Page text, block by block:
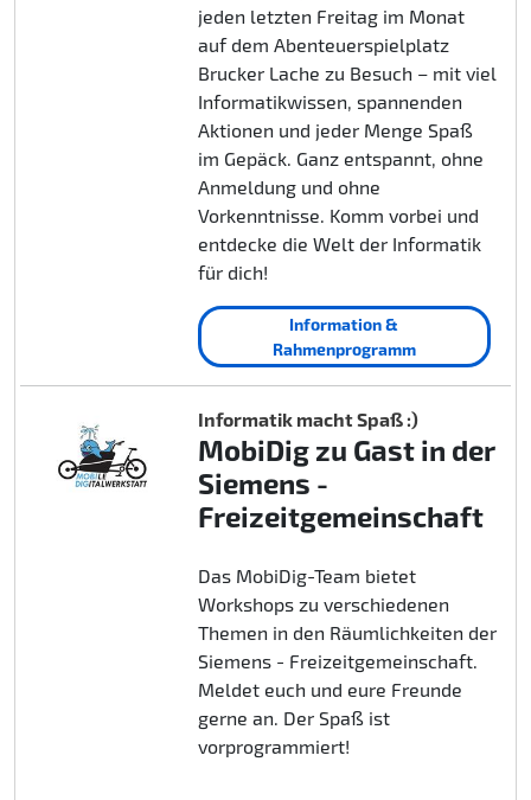
jeden letzten Freitag im Monat
auf dem Abenteuerspielplatz
Brucker Lache zu Besuch – mit viel
Informatikwissen, spannenden
Aktionen und jeder Menge Spaß
im Gepäck. Ganz entspannt, ohne
Anmeldung und ohne
Vorkenntnisse. Komm vorbei und
entdecke die Welt der Informatik
für dich!
Information &
Rahmenprogramm
Informatik macht Spaß :)
MobiDig zu Gast in der
Siemens -
Freizeitgemeinschaft
Das MobiDig-Team bietet
Workshops zu verschiedenen
Themen in den Räumlichkeiten der
Siemens - Freizeitgemeinschaft.
Meldet euch und eure Freunde
gerne an. Der Spaß ist
vorprogrammiert!